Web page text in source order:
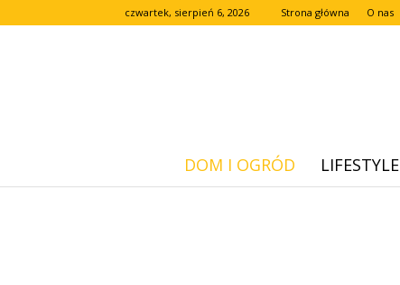
czwartek, sierpień 6, 2026 Strona główna O nas
DOM I OGRÓD LIFESTYLE